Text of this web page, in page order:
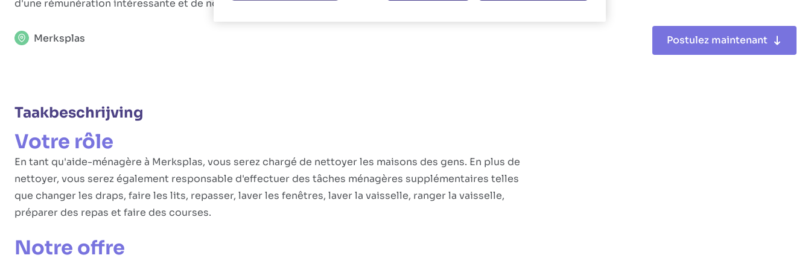
d'une rémunération intéressante et de nombreux avantages.
Merksplas Postulez maintenant
Taakbeschrijving
Votre rôle
En tant qu'aide-ménagère à Merksplas, vous serez chargé de nettoyer les maisons des gens. En plus de
nettoyer, vous serez également responsable d'effectuer des tâches ménagères supplémentaires telles
que changer les draps, faire les lits, repasser, laver les fenêtres, laver la vaisselle, ranger la vaisselle,
préparer des repas et faire des courses.
Notre offre